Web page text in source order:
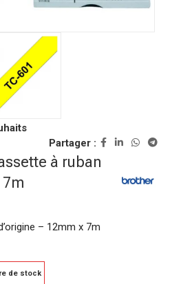
Partager :
à ruban
7m
– 12mm x 7m
de stock